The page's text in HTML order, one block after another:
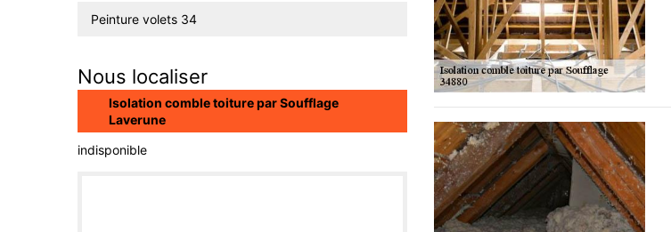
Peinture volets 34
Nous localiser
Isolation comble toiture par Soufflage
Laverune
indisponible